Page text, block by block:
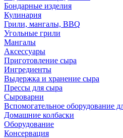
Бондарные изделия
Кулинария
Грили, мангалы, BBQ
Угольные грили
Мангалы
Аксессуары
Приготовление сыра
Ингредиенты
Выдержка и хранение сыра
Прессы для сыра
Сыроварни
Вспомогательное оборудование
Домашние колбаски
Оборудование
Консервация